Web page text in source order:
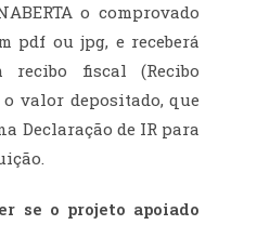
o comprovado
pdf ou jpg, e receberá
recibo fiscal (Recibo
valor depositado, que
Declaração de IR para
se o projeto apoiado